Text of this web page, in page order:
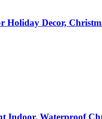
Holiday Decor,
Indoor, Waterproof